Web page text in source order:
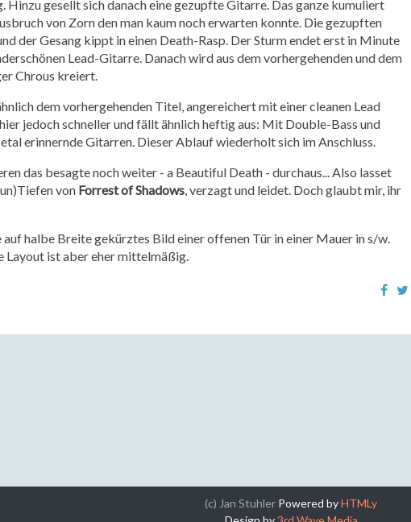
Hinzu gesellt sich danach eine gezupfte Gitarre. Das ganze kumuliert
von Zorn den man kaum noch erwarten konnte. Die gezupften
der Gesang kippt in einen Death-Rasp. Der Sturm endet erst in Minute
Lead-Gitarre. Danach wird aus dem vorhergehenden und dem
Chrous kreiert.
dem vorhergehenden Titel, angereichert mit einer cleanen Lead
jedoch schneller und fällt ähnlich heftig aus: Mit Double-Bass und
erinnernde Gitarren. Dieser Ablauf wiederholt sich im Anschluss.
das besagte noch weiter - a Beautiful Death - durchaus... Also lasset
von Forrest of Shadows, verzagt und leidet. Doch glaubt mir, ihr
halbe Breite gekürztes Bild einer offenen Tür in einer Mauer in s/w.
Layout ist aber eher mittelmäßig.
(c) Jan Stuhler Powered byHTMLy